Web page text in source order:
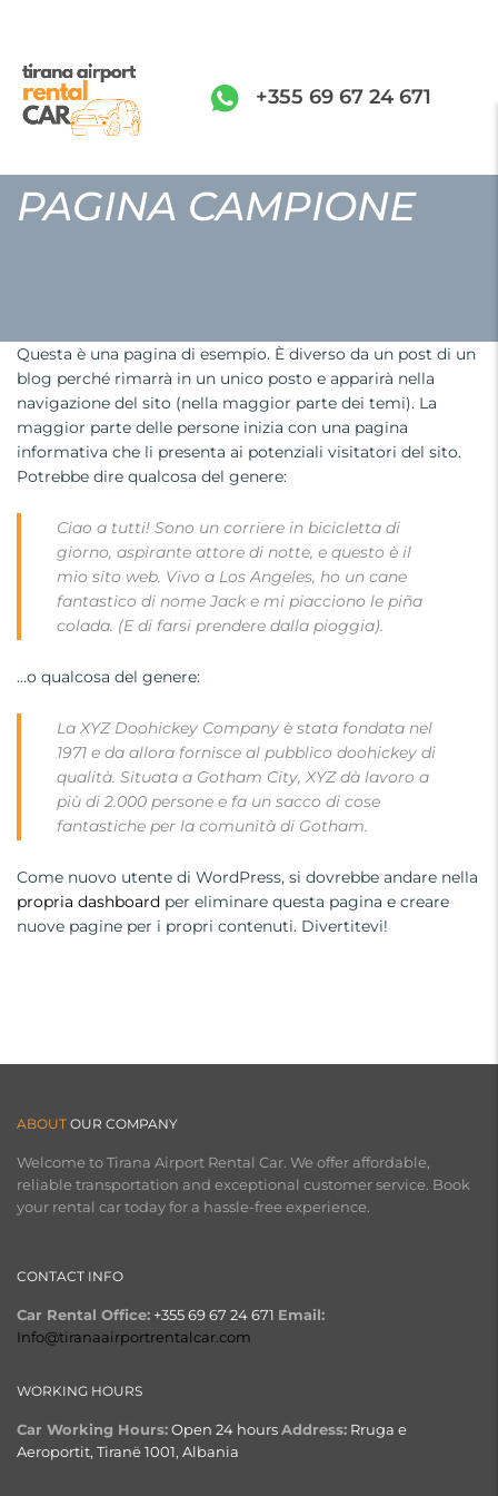
+355 69 67 24 671
PAGINA CAMPIONE
Questa è una pagina di esempio. È diverso da un post di un
blog perché rimarrà in un unico posto e apparirà nella
navigazione del sito (nella maggior parte dei temi). La
maggior parte delle persone inizia con una pagina
informativa che li presenta ai potenziali visitatori del sito.
Potrebbe dire qualcosa del genere:
Ciao a tutti! Sono un corriere in bicicletta di
giorno, aspirante attore di notte, e questo è il
mio sito web. Vivo a Los Angeles, ho un cane
fantastico di nome Jack e mi piacciono le piña
colada. (E di farsi prendere dalla pioggia).
…o qualcosa del genere:
La XYZ Doohickey Company è stata fondata nel
1971 e da allora fornisce al pubblico doohickey di
qualità. Situata a Gotham City, XYZ dà lavoro a
più di 2.000 persone e fa un sacco di cose
fantastiche per la comunità di Gotham.
Come nuovo utente di WordPress, si dovrebbe andare nella
propria dashboard per eliminare questa pagina e creare
nuove pagine per i propri contenuti. Divertitevi!
ABOUT OUR COMPANY
Welcome to Tirana Airport Rental Car. We offer affordable,
reliable transportation and exceptional customer service. Book
your rental car today for a hassle-free experience.
CONTACT INFO
Car Rental Office: +355 69 67 24 671 Email:
Info@tiranaairportrentalcar.com
WORKING HOURS
Car Working Hours:Open 24 hoursAddress: Rruga e
Aeroportit, Tiranë 1001, Albania